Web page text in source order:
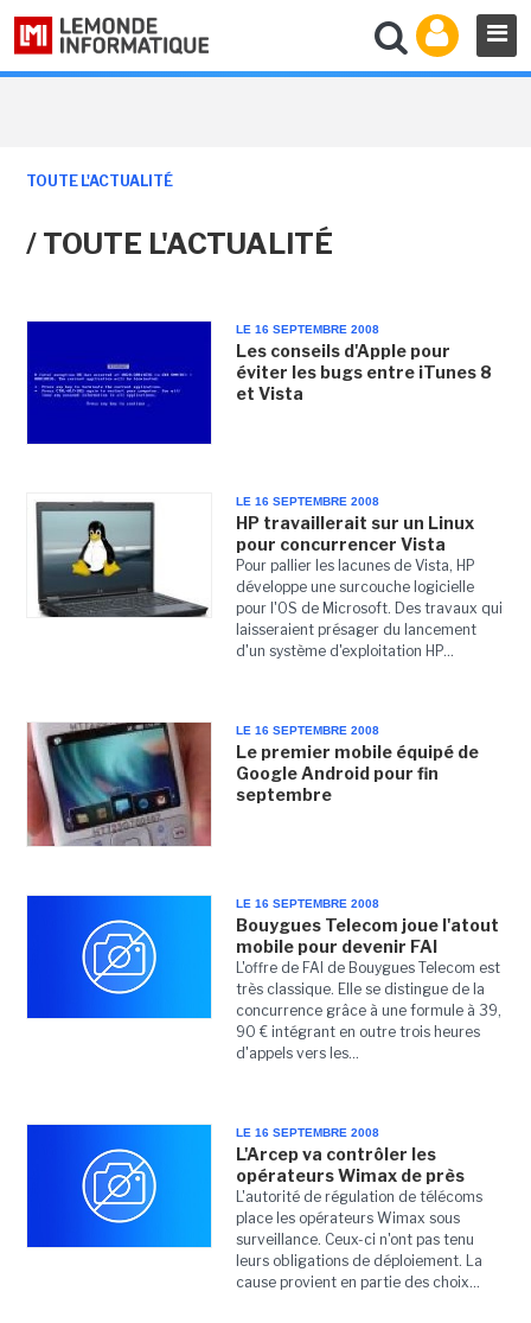
TOUTE L'ACTUALITÉ
/ TOUTE L'ACTUALITÉ
LE 16 SEPTEMBRE 2008
Les conseils d'Apple pour
éviter les bugs entre iTunes 8
et Vista
LE 16 SEPTEMBRE 2008
HP travaillerait sur un Linux
pour concurrencer Vista
Pour pallier les lacunes de Vista, HP
développe une surcouche logicielle
pour l'OS de Microsoft. Des travaux qui
laisseraient présager du lancement
d'un système d'exploitation HP...
LE 16 SEPTEMBRE 2008
Le premier mobile équipé de
Google Android pour fin
septembre
LE 16 SEPTEMBRE 2008
Bouygues Telecom joue l'atout
mobile pour devenir FAI
L'offre de FAI de Bouygues Telecom est
très classique. Elle se distingue de la
concurrence grâce à une formule à 39,
90 € intégrant en outre trois heures
d'appels vers les...
LE 16 SEPTEMBRE 2008
L'Arcep va contrôler les
opérateurs Wimax de près
L'autorité de régulation de télécoms
place les opérateurs Wimax sous
surveillance. Ceux-ci n'ont pas tenu
leurs obligations de déploiement. La
cause provient en partie des choix...